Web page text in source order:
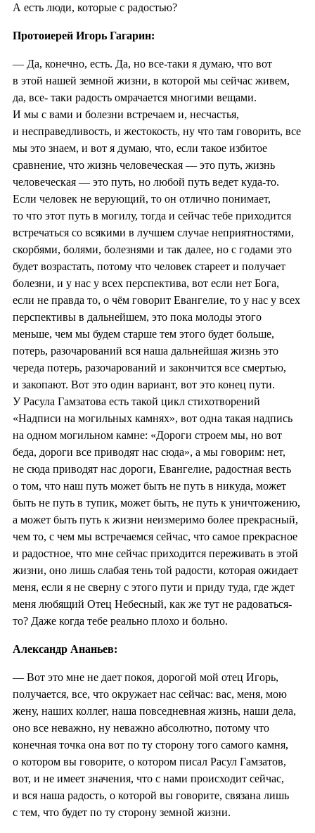
А есть люди, которые с радостью?
Протоиерей Игорь Гагарин:
— Да, конечно, есть. Да, но все-таки я думаю, что вот
в этой нашей земной жизни, в которой мы сейчас живем,
да, все- таки радость омрачается многими вещами.
И мы с вами и болезни встречаем и, несчастья,
и несправедливость, и жестокость, ну что там говорить, все
мы это знаем, и вот я думаю, что, если такое избитое
сравнение, что жизнь человеческая — это путь, жизнь
человеческая — это путь, но любой путь ведет куда-то.
Если человек не верующий, то он отлично понимает,
то что этот путь в могилу, тогда и сейчас тебе приходится
встречаться со всякими в лучшем случае неприятностями,
скорбями, болями, болезнями и так далее, но с годами это
будет возрастать, потому что человек стареет и получает
болезни, и у нас у всех перспектива, вот если нет Бога,
если не правда то, о чём говорит Евангелие, то у нас у всех
перспективы в дальнейшем, это пока молоды этого
меньше, чем мы будем старше тем этого будет больше,
потерь, разочарований вся наша дальнейшая жизнь это
череда потерь, разочарований и закончится все смертью,
и закопают. Вот это один вариант, вот это конец пути.
У Расула Гамзатова есть такой цикл стихотворений
«Надписи на могильных камнях», вот одна такая надпись
на одном могильном камне: «Дороги строем мы, но вот
беда, дороги все приводят нас сюда», а мы говорим: нет,
не сюда приводят нас дороги, Евангелие, радостная весть
о том, что наш путь может быть не путь в никуда, может
быть не путь в тупик, может быть, не путь к уничтожению,
а может быть путь к жизни неизмеримо более прекрасный,
чем то, с чем мы встречаемся сейчас, что самое прекрасное
и радостное, что мне сейчас приходится переживать в этой
жизни, оно лишь слабая тень той радости, которая ожидает
меня, если я не сверну с этого пути и приду туда, где ждет
меня любящий Отец Небесный, как же тут не радоваться-
то? Даже когда тебе реально плохо и больно.
Александр Ананьев:
— Вот это мне не дает покоя, дорогой мой отец Игорь,
получается, все, что окружает нас сейчас: вас, меня, мою
жену, наших коллег, наша повседневная жизнь, наши дела,
оно все неважно, ну неважно абсолютно, потому что
конечная точка она вот по ту сторону того самого камня,
о котором вы говорите, о котором писал Расул Гамзатов,
вот, и не имеет значения, что с нами происходит сейчас,
и вся наша радость, о которой вы говорите, связана лишь
с тем, что будет по ту сторону земной жизни.